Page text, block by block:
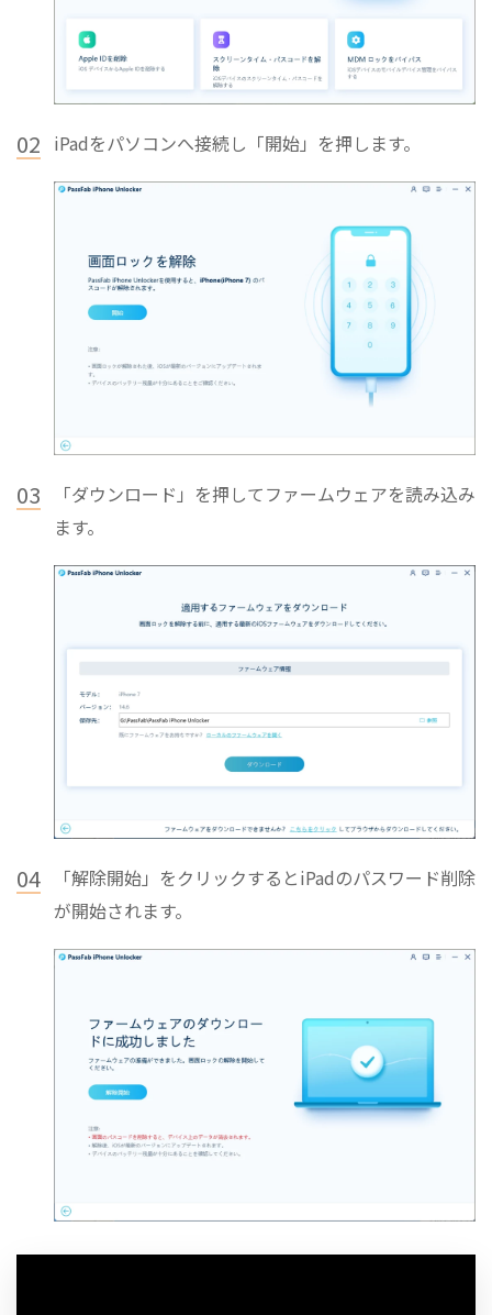
02 iPadをパソコンへ接続し「開始」を押します。
03
「ダウンロード」を押してファームウェアを読み込み
ます。
04
「解除開始」をクリックするとiPadのパスワード削除
が開始されます。